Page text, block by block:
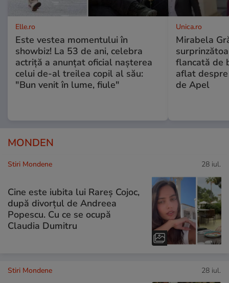
Elle.ro
Este vestea momentului în
showbiz! La 53 de ani, celebra
actriță a anunțat oficial nașterea
celui de-al treilea copil al său:
"Bun venit în lume, fiule"
Unica.ro
Mirabela
flancată de
aflat
de Apel
MONDEN
Stiri Mondene 28 iul.
Cine este iubita lui Rareș Cojoc,
după divorțul de Andreea
Popescu. Cu ce se ocupă
Claudia Dumitru
Stiri Mondene 28 iul.